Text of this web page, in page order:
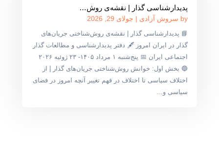
پدیدارشناسی گذار | نقشه‌ی روش‌…
by سروش آزادی | جولای 29, 2026
📘 پدیدارشناسی گذار | نقشه‌ی روش‌شناختی جریان‌های
گذار در ایران امروز 🖋 دفتر پدیدارشناسی و مطالعات گذار
اجتماعی ایران 📅 پنج‌شنبه ۱ مرداد ۱۴۰۵- ۲۳ ژوئیه ۲۰۲۶
🔵 بخش اول: خوانش روش‌شناختی جریان‌های گذار | از
اختلاف سیاسی تا اختلاف در فهم تغییر آنچه امروز در فضای
سیاسی و...